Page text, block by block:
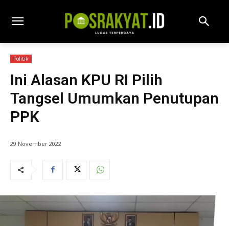
Politik
Ini Alasan KPU RI Pilih
Tangsel Umumkan Penutupan
PPK
29 November 2022